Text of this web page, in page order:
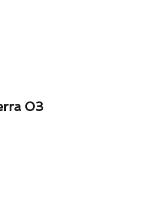
03